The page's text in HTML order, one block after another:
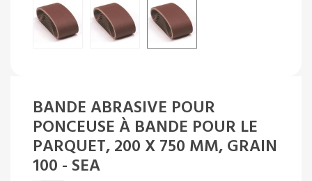
BANDE ABRASIVE POUR
PONCEUSE À BANDE POUR LE
PARQUET, 200 X 750 MM, GRAIN
100 - SEA